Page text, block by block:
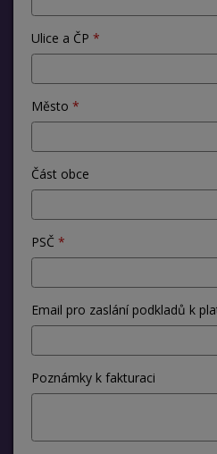
Ulice a ČP
Město
Část obce
PSČ
Email pro zaslání podkladů k
Poznámky k fakturaci